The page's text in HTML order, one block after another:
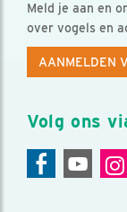
Meld je aan en
over vogels en
AANMELDEN
Volg ons